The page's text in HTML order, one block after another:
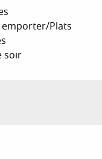
emporter/Plats
soir